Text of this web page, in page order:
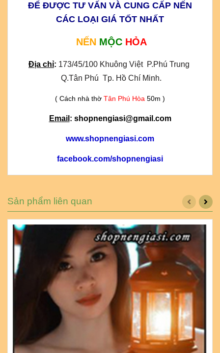
ĐỂ ĐƯỢC TƯ VẤN VÀ CUNG CẤP NẾN
CÁC LOẠI GIÁ TỐT NHẤT
NẾN MỘC HỎA
Địa chỉ: 173/45/100 Khuông Việt  P.Phú Trung
Q.Tân Phú  Tp. Hồ Chí Minh.
( Cách nhà thờ Tân Phú Hòa 50m )
Email : shopnengiasi@gmail.com
www.shopnengiasi.com
facebook.com/shopnengiasi
Sản phẩm liên quan